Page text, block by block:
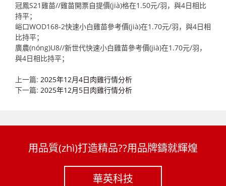
冠鳳S21雞苗//雞苗開票自提價(jià)格在1.50元/羽，與4日相比
持平；
峪口WOD168-2快速小白雞苗參考價(jià)在1.70元/羽，與4日相
比持平；
廣農(nóng)U8//新世代快速小白雞苗參考價(jià)在1.70元/羽，
與4日相比持平；
上一篇: 2025年12月4日肉雞行情分析
下一篇: 2025年12月5日肉雞行情分析
用品質(zhì)打造精品??用品牌鑄就輝煌
華英科技